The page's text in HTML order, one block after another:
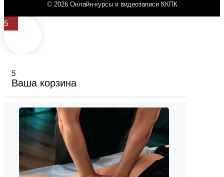
© 2026 Онлайн-курсы и видеозаписи ККПК
5
5
Ваша корзина